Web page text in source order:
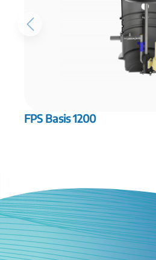
FPS Basis 1200